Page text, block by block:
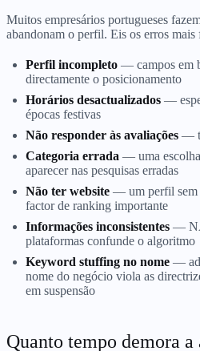
Muitos empresários portugueses
abandonam o perfil. Eis os erros mais
Perfil incompleto — campos em
directamente o posicionamento
Horários desactualizados —
épocas festivas
Não responder às avaliações —
Categoria errada — uma
aparecer nas pesquisas erradas
Não ter website — um perfil sem
factor de ranking importante
Informações inconsistentes —
plataformas confunde o algoritmo
Keyword stuffing no nome —
nome do negócio viola as
em suspensão
Quanto tempo demora